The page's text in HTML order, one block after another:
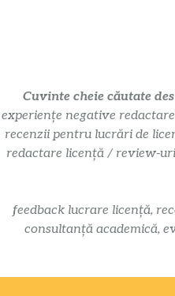
Cuvinte cheie căutate
experiențe negative
recenzii pentru lucrări de
redactare licență / review-
feedback lucrare licență,
consultanță academică,